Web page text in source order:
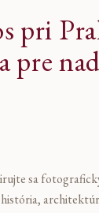
pri
pre
sa